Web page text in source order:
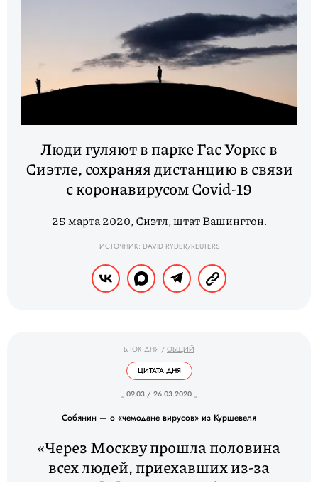
Люди гуляют в парке Гас Уоркс в
Сиэтле, сохраняя дистанцию в связи
с коронавирусом Covid-19
25 марта 2020, Сиэтл, штат Вашингтон.
ИСТОЧНИК: DAVID RYDER/REUTERS
БЛОК ДНЯ / ОБЩИЙ
ЦИТАТА ДНЯ
_ 09.03 / 26.03.2020 _
Собянин — о «чемодане вирусов» из Куршевеля
«Через Москву прошла половина
всех людей, приехавших из-за